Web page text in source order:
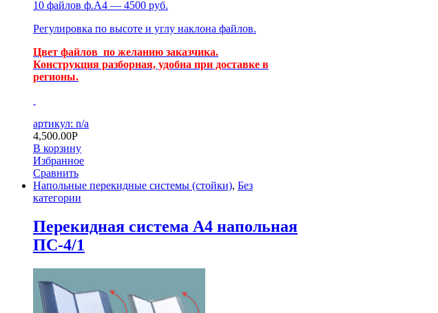
10 файлов ф.А4 — 4500 руб.
Регулировка по высоте и углу наклона файлов.
Цвет файлов по желанию заказчика.
Конструкция разборная, удобна при доставке в
регионы.
артикул: n/a
4,500.00Р
В корзину
Избранное
Сравнить
Напольные перекидные системы (стойки), Без
категории
Перекидная система А4 напольная
ПС-4/1